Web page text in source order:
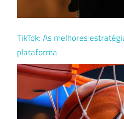
TikTok: As melhores
plataforma